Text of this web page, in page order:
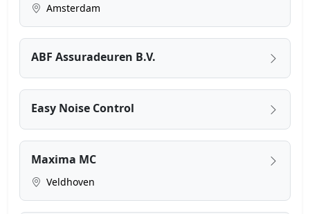
Amsterdam
ABF Assuradeuren B.V.
Easy Noise Control
Maxima MC
Veldhoven